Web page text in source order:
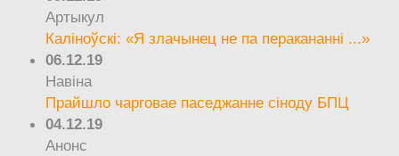
Артыкул
Каліноўскі: «Я злачынец не па перакананні ...»
06.12.19
Навіна
Прайшло чарговае паседжанне сіноду БПЦ
04.12.19
Анонс